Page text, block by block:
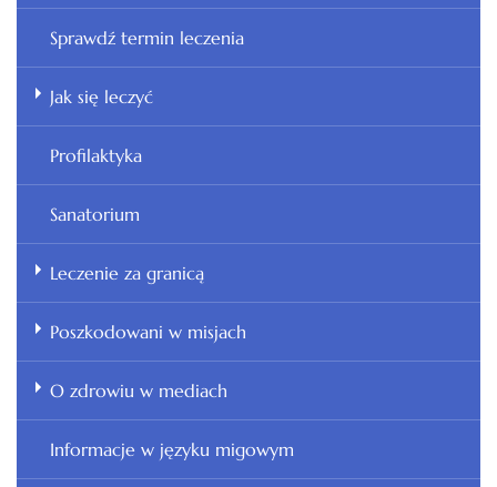
Sprawdź termin leczenia
Jak się leczyć
Profilaktyka
Sanatorium
Leczenie za granicą
Poszkodowani w misjach
O zdrowiu w mediach
Informacje w języku migowym